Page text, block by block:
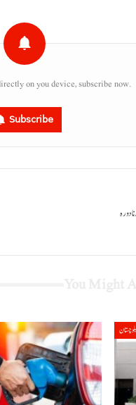
on you device, subscribe now.
Subscribe
دورہ
بلوچستان